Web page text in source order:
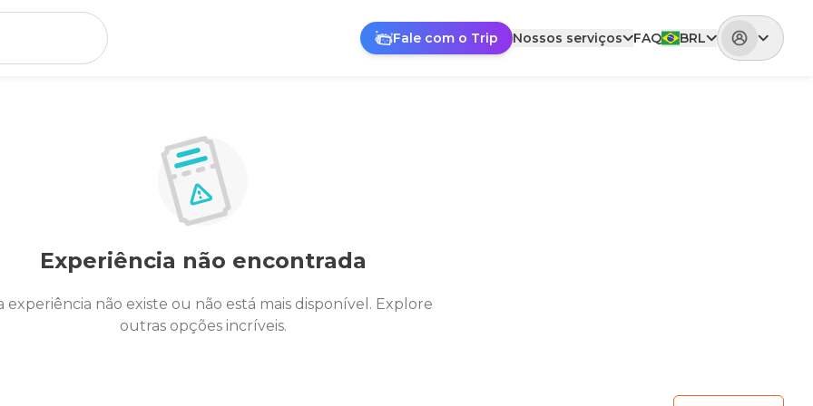
Fale com o Trip Nossos serviços FAQ BRL
Experiência não encontrada
experiência não existe ou não está mais disponível. Explore
outras opções incríveis.